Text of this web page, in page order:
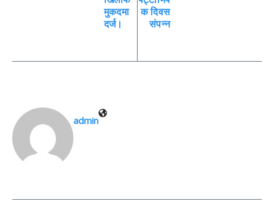
मुकदमा
दर्ज।
क दिवस
संपन्न
admin